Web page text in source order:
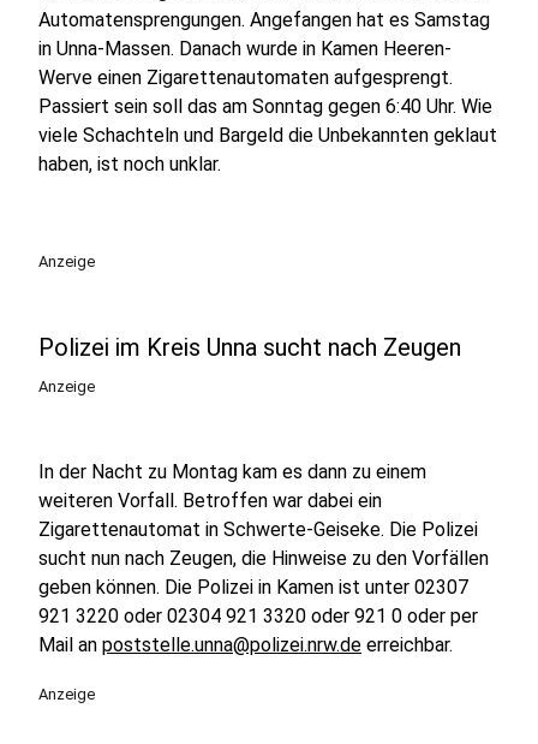
Automatensprengungen. Angefangen hat es Samstag
in Unna-Massen. Danach wurde in Kamen Heeren-
Werve einen Zigarettenautomaten aufgesprengt.
Passiert sein soll das am Sonntag gegen 6:40 Uhr. Wie
viele Schachteln und Bargeld die Unbekannten geklaut
haben, ist noch unklar.
Anzeige
Polizei im Kreis Unna sucht nach Zeugen
Anzeige
In der Nacht zu Montag kam es dann zu einem
weiteren Vorfall. Betroffen war dabei ein
Zigarettenautomat in Schwerte-Geiseke. Die Polizei
sucht nun nach Zeugen, die Hinweise zu den Vorfällen
geben können. Die Polizei in Kamen ist unter 02307
921 3220 oder 02304 921 3320 oder 921 0 oder per
Mail an poststelle.unna@polizei.nrw.de erreichbar.
Anzeige